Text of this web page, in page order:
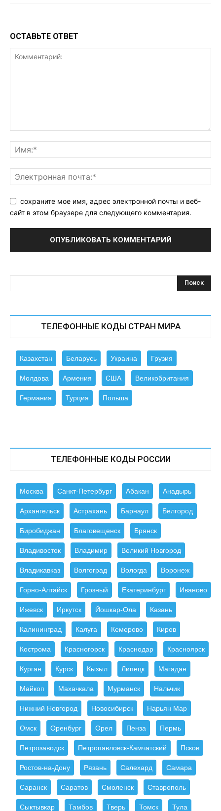
ОСТАВЬТЕ ОТВЕТ
сохраните мое имя, адрес электронной почты и веб-
сайт в этом браузере для следующего комментария.
ТЕЛЕФОННЫЕ КОДЫ СТРАН МИРА
Казахстан Беларусь Украина Грузия
Молдова Армения США Великобритания
Германия Турция Польша
ТЕЛЕФОННЫЕ КОДЫ РОССИИ
Москва Санкт-Петербург Абакан Анадырь
Архангельск Астрахань Барнаул Белгород
Биробиджан Благовещенск Брянск
Владивосток Владимир Великий Новгород
Владикавказ Волгоград Вологда Воронеж
Горно-Алтайск Грозный Екатеринбург Иваново
Ижевск Иркутск Йошкар-Ола Казань
Калининград Калуга Кемерово Киров
Кострома Красногорск Краснодар Красноярск
Курган Курск Кызыл Липецк Магадан
Майкоп Махачкала Мурманск Нальчик
Нижний Новгород Новосибирск Нарьян Мар
Омск Оренбург Орел Пенза Пермь
Петрозаводск Петропавловск-Камчатский Псков
Ростов-на-Дону Рязань Салехард Самара
Саранск Саратов Смоленск Ставрополь
Сыктывкар Тамбов Тверь Томск Тула